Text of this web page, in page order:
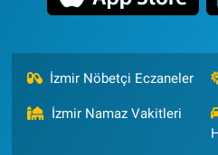
İzmir Nöbetçi Eczaneler
İzmir Namaz Vakitleri